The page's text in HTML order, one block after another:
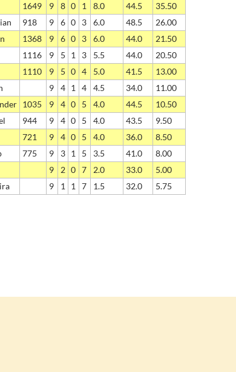
1649 9 8 0 1 8.0 44.5
35.50
918 9 6 0 3 6.0 48.5
26.00
1368 9 6 0 3 6.0 44.0
21.50
1116 9 5 1 3 5.5 44.0
20.50
1110 9 5 0 4 5.0 41.5
13.00
9 4 1 4 4.5 34.0
11.00
1035 9 4 0 5 4.0 44.5
10.50
944 9 4 0 5 4.0 43.5
9.50
721 9 4 0 5 4.0 36.0
8.50
775 9 3 1 5 3.5 41.0
8.00
9 2 0 7 2.0 33.0
5.00
9 1 1 7 1.5 32.0 5.75